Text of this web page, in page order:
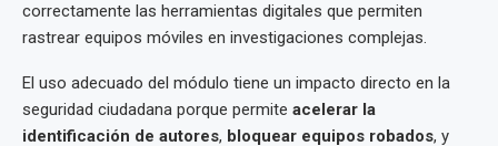
correctamente las herramientas digitales que permiten
rastrear equipos móviles en investigaciones complejas.
El uso adecuado del módulo tiene un impacto directo en la
seguridad ciudadana porque permite acelerar la
identificación de autores, bloquear equipos robados, y